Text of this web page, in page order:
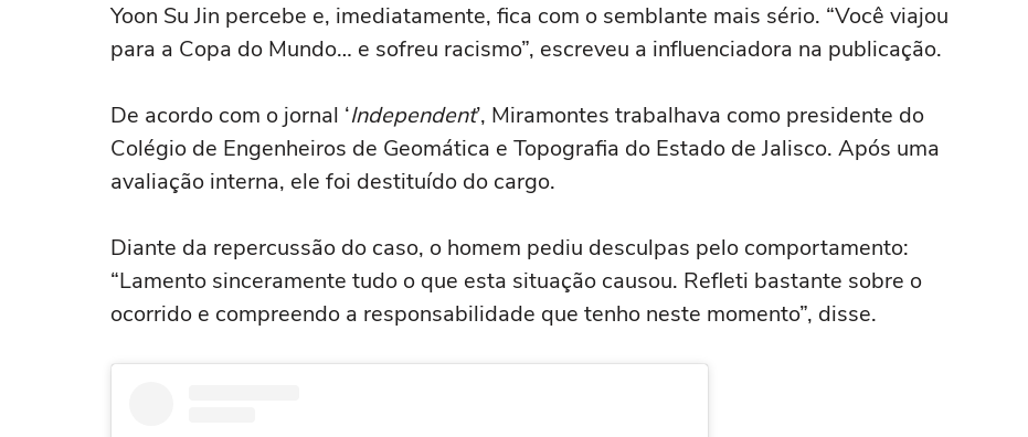
Yoon Su Jin percebe e, imediatamente, fica com o semblante mais sério. “Você viajou
para a Copa do Mundo… e sofreu racismo”, escreveu a influenciadora na publicação.
De acordo com o jornal ‘Independent’, Miramontes trabalhava como presidente do
Colégio de Engenheiros de Geomática e Topografia do Estado de Jalisco. Após uma
avaliação interna, ele foi destituído do cargo.
Diante da repercussão do caso, o homem pediu desculpas pelo comportamento:
“Lamento sinceramente tudo o que esta situação causou. Refleti bastante sobre o
ocorrido e compreendo a responsabilidade que tenho neste momento”, disse.